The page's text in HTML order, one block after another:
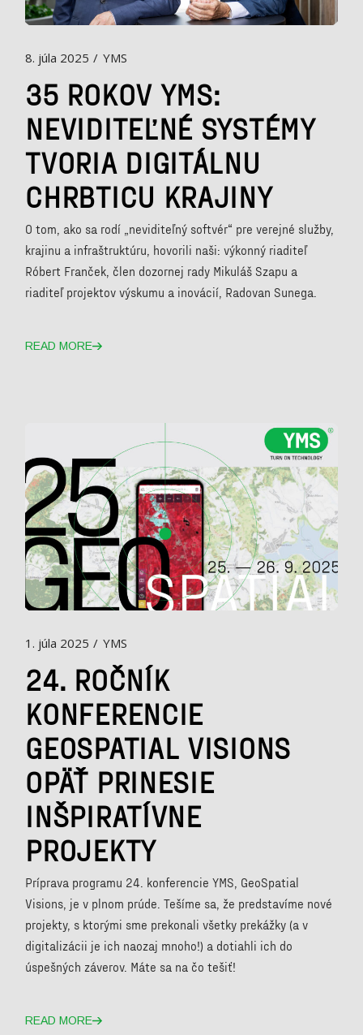
8. júla 2025 YMS
35 ROKOV YMS:
NEVIDITEĽNÉ SYSTÉMY
TVORIA DIGITÁLNU
CHRBTICU KRAJINY
O tom, ako sa rodí „neviditeľný softvér“ pre verejné služby,
krajinu a infraštruktúru, hovorili naši: výkonný riaditeľ
Róbert Franček, člen dozornej rady Mikuláš Szapu a
riaditeľ projektov výskumu a inovácií, Radovan Sunega.
READ MORE
1. júla 2025 YMS
24. ROČNÍK
KONFERENCIE
GEOSPATIAL VISIONS
OPÄŤ PRINESIE
INŠPIRATÍVNE
PROJEKTY
Príprava programu 24. konferencie YMS, GeoSpatial
Visions, je v plnom prúde. Tešíme sa, že predstavíme nové
projekty, s ktorými sme prekonali všetky prekážky (a v
digitalizácii je ich naozaj mnoho!) a dotiahli ich do
úspešných záverov. Máte sa na čo tešiť!
READ MORE